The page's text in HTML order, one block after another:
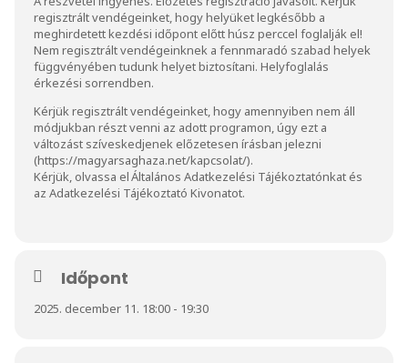
regisztrált vendégeinket, hogy helyüket legkésőbb a
meghirdetett kezdési időpont előtt húsz perccel foglalják el!
Nem regisztrált vendégeinknek a fennmaradó szabad helyek
függvényében tudunk helyet biztosítani. Helyfoglalás
érkezési sorrendben.
Kérjük regisztrált vendégeinket, hogy amennyiben nem áll
módjukban részt venni az adott programon, úgy ezt a
változást szíveskedjenek előzetesen írásban jelezni
(https://magyarsaghaza.net/kapcsolat/).
Kérjük, olvassa elÁltalános Adatkezelési Tájékoztatónkat és
az Adatkezelési Tájékoztató Kivonatot.
Időpont
2025. december 11. 18:00 - 19:30